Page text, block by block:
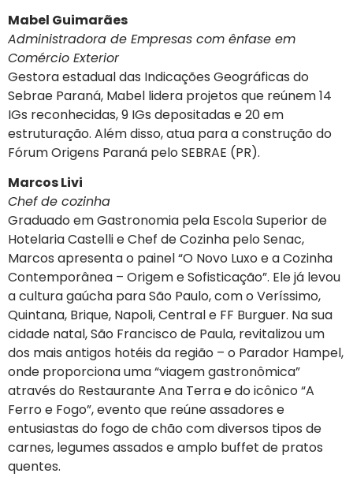
Mabel Guimarães
Administradora de Empresas com ênfase em
Comércio Exterior
Gestora estadual das Indicações Geográficas do
Sebrae Paraná, Mabel lidera projetos que reúnem 14
IGs reconhecidas, 9 IGs depositadas e 20 em
estruturação. Além disso, atua para a construção do
Fórum Origens Paraná pelo SEBRAE (PR).
Marcos Livi
Chef de cozinha
Graduado em Gastronomia pela Escola Superior de
Hotelaria Castelli e Chef de Cozinha pelo Senac,
Marcos apresenta o painel “O Novo Luxo e a Cozinha
Contemporânea – Origem e Sofisticação”. Ele já levou
a cultura gaúcha para São Paulo, com o Veríssimo,
Quintana, Brique, Napoli, Central e FF Burguer. Na sua
cidade natal, São Francisco de Paula, revitalizou um
dos mais antigos hotéis da região – o Parador Hampel,
onde proporciona uma “viagem gastronômica”
através do Restaurante Ana Terra e do icônico “A
Ferro e Fogo”, evento que reúne assadores e
entusiastas do fogo de chão com diversos tipos de
carnes, legumes assados e amplo buffet de pratos
quentes.